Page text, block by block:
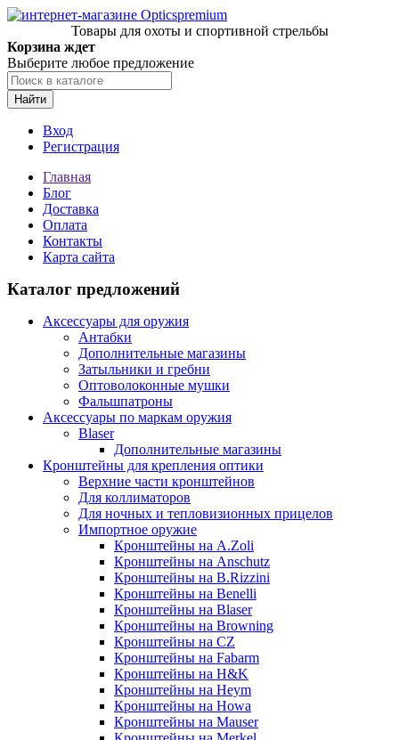
Товары для охоты и спортивной стрельбы
Корзина ждет
Выберите любое предложение
Найти
Вход
Регистрация
Главная
Блог
Доставка
Оплата
Контакты
Карта сайта
Каталог предложений
Аксессуары для оружия
Антабки
Дополнительные магазины
Затыльники и гребни
Оптоволоконные мушки
Фальшпатроны
Аксессуары по маркам оружия
Blaser
Дополнительные магазины
Кронштейны для крепления оптики
Верхние части кронштейнов
Для коллиматоров
Для ночных и тепловизионных прицелов
Импортное оружие
Кронштейны на A.Zoli
Кронштейны на Anschutz
Кронштейны на B.Rizzini
Кронштейны на Benelli
Кронштейны на Blaser
Кронштейны на Browning
Кронштейны на CZ
Кронштейны на Fabarm
Кронштейны на H&K
Кронштейны на Heym
Кронштейны на Howa
Кронштейны на Mauser